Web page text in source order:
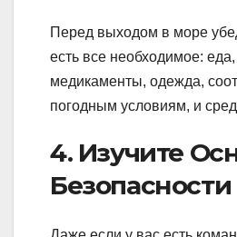
Перед выходом в море
есть все необходимое:
медикаменты, одежда,
погодным условиям, и
4. Изучите
Безопасности